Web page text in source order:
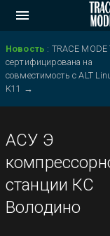
Новость : TRACE MODE
сертифицирована на
совместимость с ALT
K11 →
АСУ Э
станции КС
Володино